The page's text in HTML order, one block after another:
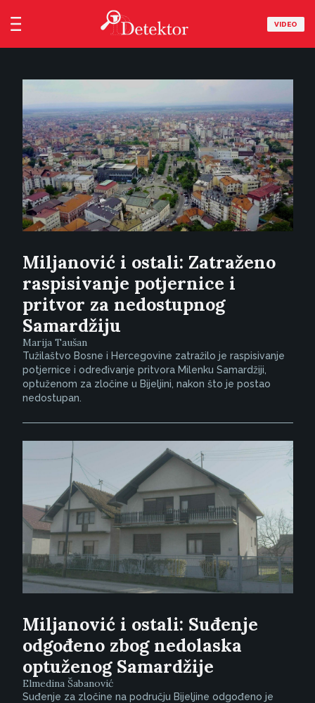
VIDEO
Miljanović i ostali: Zatraženo
raspisivanje potjernice i
pritvor za nedostupnog
Samardžiju
Marija Taušan
Tužilaštvo Bosne i Hercegovine zatražilo je raspisivanje
potjernice i određivanje pritvora Milenku Samardžiji,
optuženom za zločine u Bijeljini, nakon što je postao
nedostupan.
Miljanović i ostali: Suđenje
odgođeno zbog nedolaska
optuženog Samardžije
Elmedina Šabanović
Suđenje za zločine na području Bijeljine odgođeno je